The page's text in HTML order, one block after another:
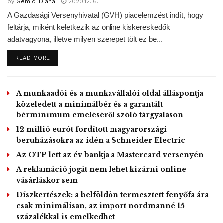
értékpapírok 81 milliárd 997 millió 116 ezer forintos
bevételeiből, valamint bankbetétek – 50 millió forint –
bevételeiből finanszírozzák. Ugyanakkor 6 milliárd 94
millió 37 ezer forintos összeget hiteltörlesztésre, 358 millió
276 ezer forintot további belföldi finanszírozás kiadásaira
kell fordítani.
Vitézy Dávid, a Budapest Fejlesztési Központ
vezérigazgatója Facebook-bejegyzésében kifogásolta,
hogy a Fővárosi Közgyűlés elutasította a 3-as metró
kocsijainak utólagos klimatizálására Ughy Attila (Fidesz-
KDNP) által benyújtott javaslatot. A közgyűlés változtatási
tilalmat rendelt el a Liget Budapest Projekt által érintett
városligeti területre. A városvezetés a döntést azzal
indokolta, hogy Városligetet ne érjék „visszafordíthatatlan
változtatások”.
by Gemici Diana 2020.12.16.
A Gazdasági Versenyhivatal (GVH) piacelemzést indít, hogy
feltárja, miként keletkezik az online kiskereskedők
adatvagyona, illetve milyen szerepet tölt ez be...
READ MOREDETAILS
A munkaadói és a munkavállalói oldal álláspontja
közeledett a minimálbér és a garantált
bérminimum emeléséről szóló tárgyaláson
12 millió eurót fordított magyarországi
beruházásokra az idén a Schneider Electric
Az OTP lett az év bankja a Mastercard versenyén
A reklamáció jogát nem lehet kizárni online
vásárláskor sem
Díszkertészek: a belföldön termesztett fenyőfa ára
csak minimálisan, az import nordmanné 15
százalékkal is emelkedhet